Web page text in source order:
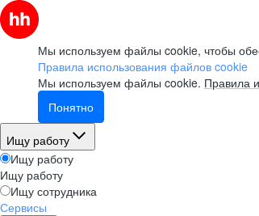
Мы используем файлы cookie, чтобы
Правила использования файлов cookie
Мы используем файлы cookie. Правила
Понятно
Ищу работу
Ищу работу
Ищу работу
Ищу сотрудника
Сервисы